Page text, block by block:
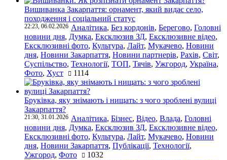
Вишиванка Закарпаття: орнамент, який видає село,
походження і соціальний статус
22:23, 06.02.2026 Аналітика, Без кордонів, Берегово, Головні
новини дня, Думка, Ексклюзив ЗД, Ексклюзивне відео,
Ексклюзивні фото, Культура, Лайт, Мукачево, Новини
дня, Новини Закарпаття, Новини партнерів, Рахів, Світ,
Суспільство, Технології, ТОП, Тячів, Ужгород, Україна,
Фото, Хуст 1114
Бруківка, яку знімають і нищать: з чого зроблені вулиці
Закарпаття?
21:30, 31.01.2026 Аналітика, Бізнес, Відео, Влада, Головні
новини дня, Думка, Ексклюзив ЗД, Ексклюзивне відео,
Ексклюзивні фото, Культура, Лайт, Мукачево, Новини
дня, Новини Закарпаття, Публікації, Технології,
Ужгород, Фото 1032